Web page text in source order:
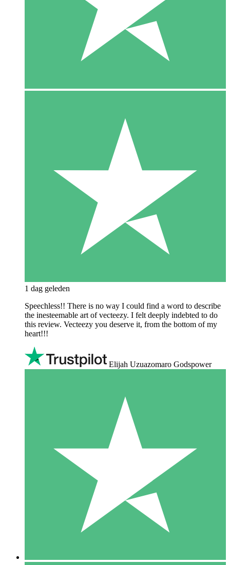
1 dag geleden
Speechless!! There is no way I could find a word to describe
the inesteemable art of vecteezy. I felt deeply indebted to do
this review. Vecteezy you deserve it, from the bottom of my
heart!!!
Elijah Uzuazomaro Godspower